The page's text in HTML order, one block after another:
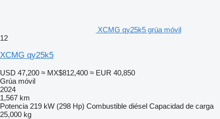
XCMG qy25k5 grúa móvil
12
XCMG qy25k5
USD 47,200 ≈ MX$812,400 ≈ EUR 40,850
Grúa móvil
2024
1,567 km
Potencia 219 kW (298 Hp) Combustible diésel Capacidad de carga
25,000 kg